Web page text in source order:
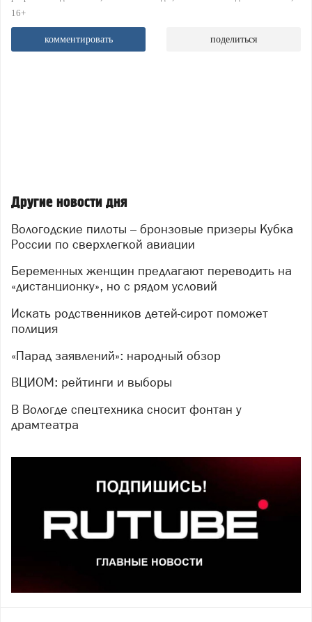
16+
комментировать поделиться
Другие новости дня
Вологодские пилоты – бронзовые призеры Кубка
России по сверхлегкой авиации
Беременных женщин предлагают переводить на
«дистанционку», но с рядом условий
Искать родственников детей-сирот поможет
полиция
«Парад заявлений»: народный обзор
ВЦИОМ: рейтинги и выборы
В Вологде спецтехника сносит фонтан у
драмтеатра